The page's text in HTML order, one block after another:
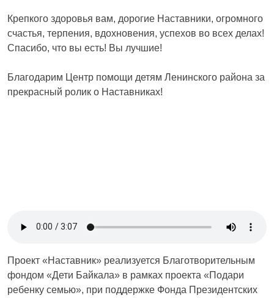
Крепкого здоровья вам, дорогие Наставники, огромного
счастья, терпения, вдохновения, успехов во всех делах!
Спасибо, что вы есть! Вы лучшие!
Благодарим Центр помощи детям Ленинского района за
прекрасный ролик о Наставниках!
Проект «Наставник» реализуется Благотворительным
фондом «Дети Байкала» в рамках проекта «Подари
ребенку семью», при поддержке Фонда Президентских